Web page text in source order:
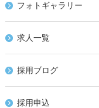
フォトギャラリー
求人一覧
採用ブログ
採用申込